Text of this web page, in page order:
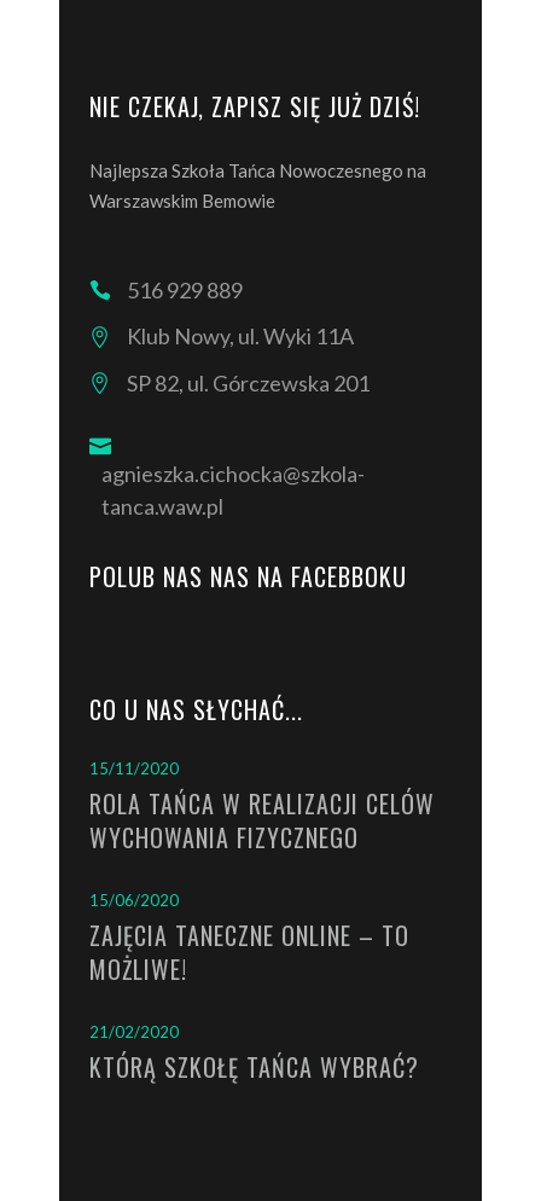
NIE CZEKAJ, ZAPISZ SIĘ JUŻ DZIŚ!
Najlepsza Szkoła Tańca Nowoczesnego na
Warszawskim Bemowie
516 929 889
Klub Nowy, ul. Wyki 11A
SP 82, ul. Górczewska 201
agnieszka.cichocka@szkola-
tanca.waw.pl
POLUB NAS NAS NA FACEBBOKU
CO U NAS SŁYCHAĆ...
15/11/2020
ROLA TAŃCA W REALIZACJI CELÓW
WYCHOWANIA FIZYCZNEGO
15/06/2020
ZAJĘCIA TANECZNE ONLINE – TO
MOŻLIWE!
21/02/2020
KTÓRĄ SZKOŁĘ TAŃCA WYBRAĆ?